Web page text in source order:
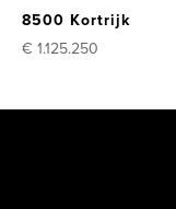
8500 Kortrijk
€ 1.125.250